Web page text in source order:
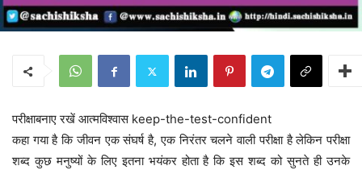
परीक्षाबनाए रखें आत्मविश्वास keep-the-test-confident
कहा गया है कि जीवन एक संघर्ष है, एक निरंतर चलने वाली परीक्षा है लेकिन परीक्षा
शब्द कुछ मनुष्यों के लिए इतना भयंकर होता है कि इस शब्द को सुनते ही उनके